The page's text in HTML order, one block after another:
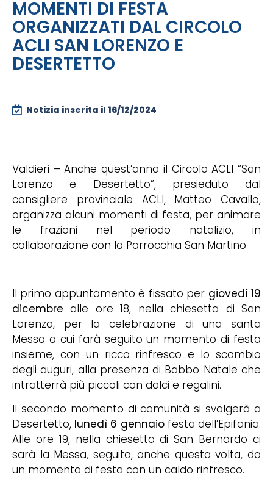
MOMENTI DI FESTA
ORGANIZZATI DAL CIRCOLO
ACLI SAN LORENZO E
DESERTETTO
Notizia inserita il 16/12/2024
Valdieri – Anche quest’anno il Circolo ACLI “San
Lorenzo e Desertetto”, presieduto dal
consigliere provinciale ACLI, Matteo Cavallo,
organizza alcuni momenti di festa, per animare
le frazioni nel periodo natalizio, in
collaborazione con la Parrocchia San Martino.
Il primo appuntamento è fissato per giovedì 19
dicembre alle ore 18, nella chiesetta di San
Lorenzo, per la celebrazione di una santa
Messa a cui farà seguito un momento di festa
insieme, con un ricco rinfresco e lo scambio
degli auguri, alla presenza di Babbo Natale che
intratterrà più piccoli con dolci e regalini.
Il secondo momento di comunità si svolgerà a
Desertetto, lunedì 6 gennaiofesta dell’Epifania.
Alle ore 19, nella chiesetta di San Bernardo ci
sarà la Messa, seguita, anche questa volta, da
un momento di festa con un caldo rinfresco.